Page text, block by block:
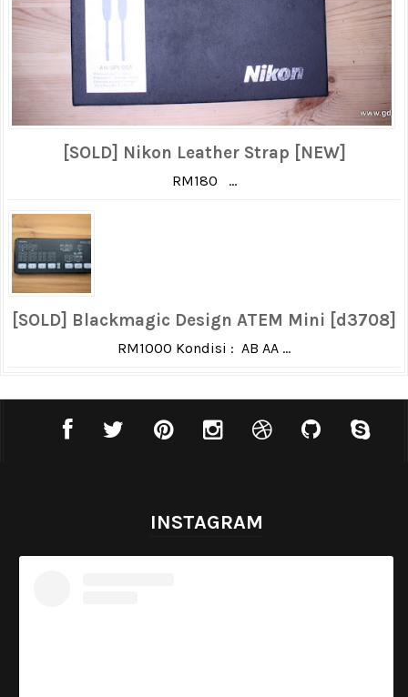
[SOLD] Nikon Leather Strap [NEW]
RM180 ...
[SOLD] Blackmagic Design ATEM Mini [d3708]
RM1000 Kondisi : AB AA ...
INSTAGRAM